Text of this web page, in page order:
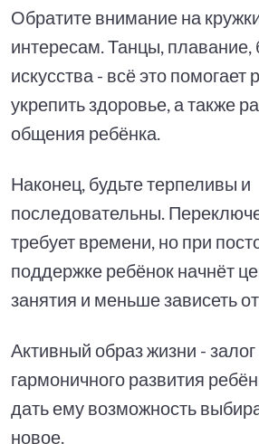
Обратите внимание на
интересам. Танцы, плавание,
искусства - всё это помогает
укрепить здоровье, а также
общения ребёнка.
Наконец, будьте терпеливы и
последовательны.
требует времени, но при
поддержке ребёнок начнёт
занятия и меньше зависеть от
Активный образ жизни -
гармоничного развития
дать ему возможность
новое.